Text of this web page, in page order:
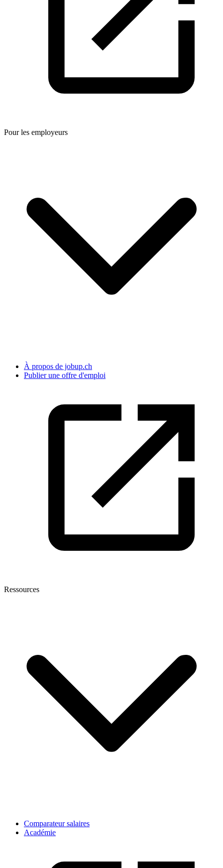
Pour les employeurs
À propos de jobup.ch
Publier une offre d'emploi
Ressources
Comparateur salaires
Académie